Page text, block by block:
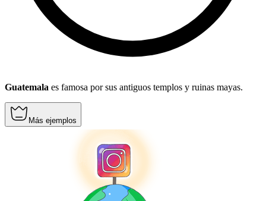
Guatemala es famosa por sus antiguos templos y ruinas mayas.
Más ejemplos